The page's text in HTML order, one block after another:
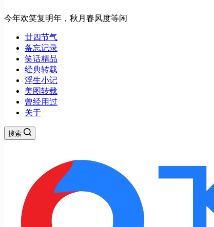
今年欢笑复明年，秋月春风度等闲
廿四节气
备忘记录
笑话精品
经典转载
浮生小记
美图转载
曾经用过
关于
搜索